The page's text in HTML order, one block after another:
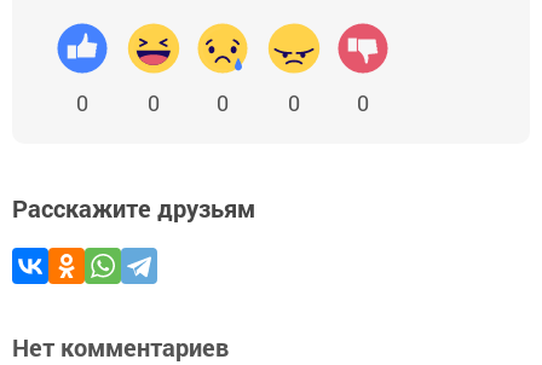
0 0 0 0 0
Расскажите друзьям
Нет комментариев